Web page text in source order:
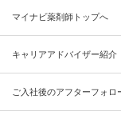
マイナビ薬剤師トップへ
キャリアアドバイザー紹介
ご入社後のアフターフォロ